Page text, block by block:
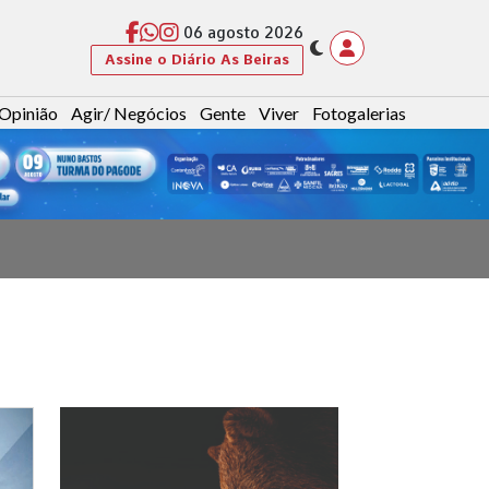
06 agosto 2026
Assine o Diário As Beiras
Agir/ Negócios Gente Viver Fotogalerias